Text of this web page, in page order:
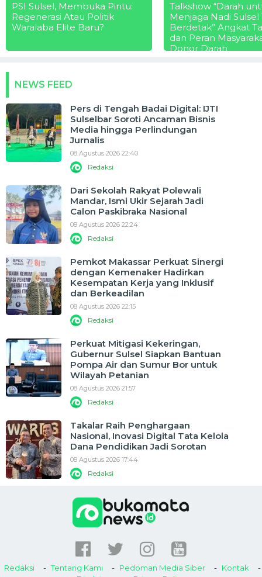
PSI Sulsel, Membuka Pintu:
Regenerasi Atau Politik
Waralaba Elite Baru?
Talkshow “Darah
Menjaga Nadi Sulsel
Berdetak” Angkat
dan Peran
Donor Darah
NEWS FEED
Pers di Tengah Badai Digital: IJTI
Sulselbar Soroti Ancaman Bisnis
Media hingga Perlindungan
Jurnalis
08 Agustus 2026 22:40
Redaksi
Dari Sekolah Rakyat Polewali
Mandar, Ismi Ukir Sejarah Jadi
Calon Paskibraka Nasional
08 Agustus 2026 22:24
Redaksi
Pemkot Makassar Perkuat Sinergi
dengan Kemenaker Hadirkan
Kesempatan Kerja yang Inklusif
dan Berkeadilan
08 Agustus 2026 22:15
Redaksi
Perkuat Mitigasi Kekeringan,
Gubernur Sulsel Siapkan Bantuan
Pompa Air dan Sumur Bor untuk
Wilayah Petanian
08 Agustus 2026 21:57
Redaksi
Takalar Raih Penghargaan
Nasional, Inovasi Digital Tata Kelola
Dana Pendidikan Jadi Sorotan
08 Agustus 2026 17:44
Redaksi
Redaksi Tentang Kami Pedoman Media Siber
Kontak